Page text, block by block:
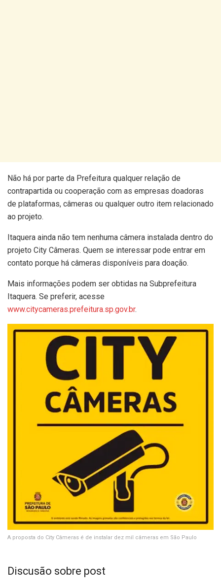
Não há por parte da Prefeitura qualquer relação de
contrapartida ou cooperação com as empresas doadoras
de plataformas, câmeras ou qualquer outro item relacionado
ao projeto.
Itaquera ainda não tem nenhuma câmera instalada dentro do
projeto City Câmeras. Quem se interessar pode entrar em
contato porque há câmeras disponíveis para doação.
Mais informações podem ser obtidas na Subprefeitura
Itaquera. Se preferir, acesse
www.citycameras.prefeitura.sp.gov.br.
A proposta do City Câmeras é de instalar dez mil câmeras em São Paulo
Discusão sobre post